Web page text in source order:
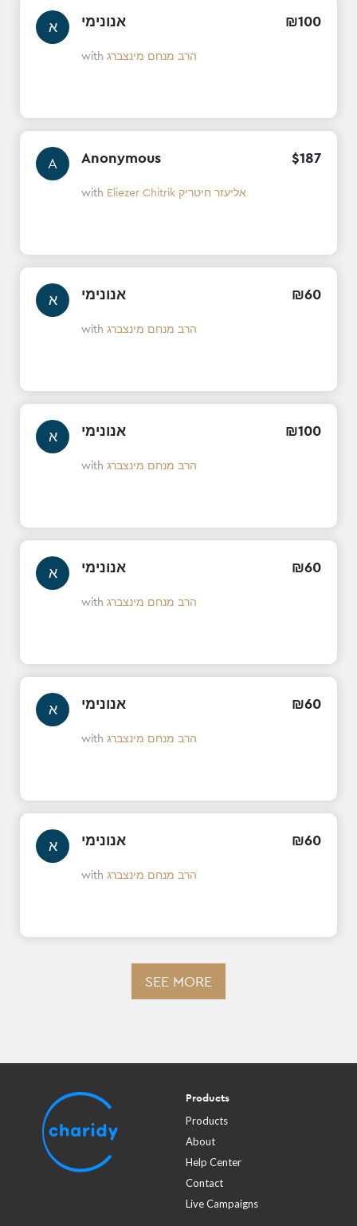
א אנונימי ₪100
with הרב מנחם מינצברג
A Anonymous $187
with Eliezer Chitrik אליעזר חיטריק
א אנונימי ₪60
with הרב מנחם מינצברג
א אנונימי ₪100
with הרב מנחם מינצברג
א אנונימי ₪60
with הרב מנחם מינצברג
א אנונימי ₪60
with הרב מנחם מינצברג
א אנונימי ₪60
with הרב מנחם מינצברג
SEE MORE
Products
Products
About
Help Center
Contact
Live Campaigns